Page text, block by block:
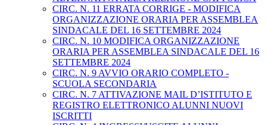
CIRC. N. 11 ERRATA CORRIGE - MODIFICA
ORGANIZZAZIONE ORARIA PER ASSEMBLEA
SINDACALE DEL 16 SETTEMBRE 2024
CIRC. N. 10 MODIFICA ORGANIZZAZIONE
ORARIA PER ASSEMBLEA SINDACALE DEL 16
SETTEMBRE 2024
CIRC. N. 9 AVVIO ORARIO COMPLETO -
SCUOLA SECONDARIA
CIRC. N. 7 ATTIVAZIONE MAIL D’ISTITUTO E
REGISTRO ELETTRONICO ALUNNI NUOVI
ISCRITTI